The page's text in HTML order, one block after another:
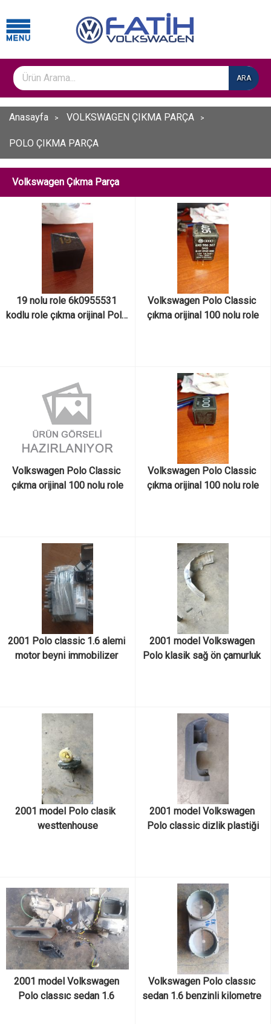
ARA
Anasayfa VOLKSWAGEN ÇIKMA PARÇA
POLO ÇIKMA PARÇA
Volkswagen Çıkma Parça
19 nolu role 6k0955531
kodlu role çıkma orijinal Polo
Volkswagen Polo Classic
çıkma orijinal 100 nolu role
Volkswagen Polo Classic
çıkma orijinal 100 nolu role
Volkswagen Polo Classic
çıkma orijinal 100 nolu role
2001 Polo classic 1.6 alemi
motor beyni immobilizer
2001 model Volkswagen
Polo klasik sağ ön çamurluk
2001 model Polo clasik
westtenhouse
2001 model Volkswagen
Polo classic dizlik plastiği
2001 model Volkswagen
Polo classıc sedan 1.6
Volkswagen Polo classıc
sedan 1.6 benzinli kilometre